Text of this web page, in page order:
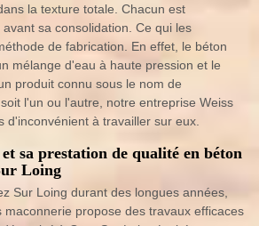
la texture totale. Chacun est
sa consolidation. Ce qui les
de fabrication. En effet, le béton
mélange d'eau à haute pression et le
produit connu sous le nom de
l'un ou l'autre, notre entreprise Weiss
d'inconvénient à travailler sur eux.
sa prestation de qualité en béton
Loing
Sur Loing durant des longues années,
maconnerie propose des travaux efficaces